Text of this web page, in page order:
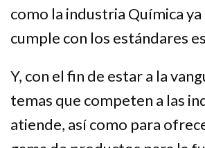
como la industria Química
cumple con los estándares
Y, con el fin de estar a la
temas que competen a las
atiende, así como para